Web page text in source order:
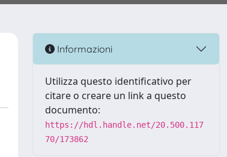
Informazioni
Utilizza questo identificativo per
citare o creare un link a questo
documento:
https://hdl.handle.net/20.500.117
70/173862